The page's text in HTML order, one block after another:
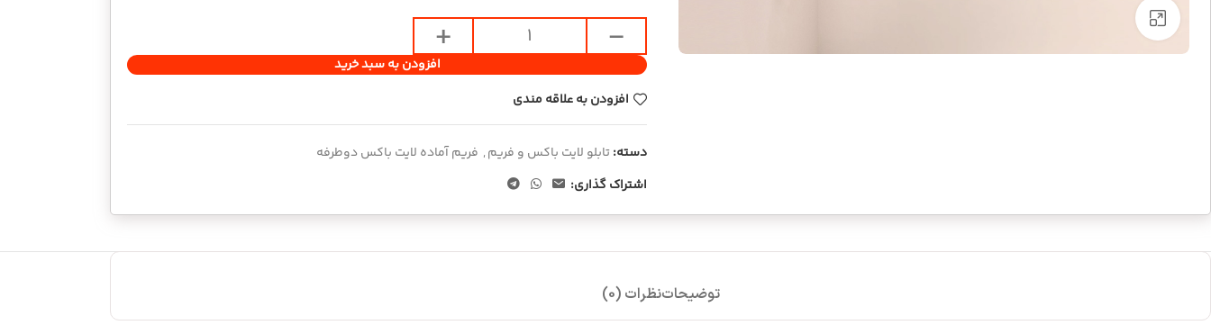
افزودن به سبد خرید
افزودن به علاقه مندی
دسته:تابلو لایت باکس و فریم, فریم آماده لایت باکس دوطرفه
اشتراک گذاری:
توضیحاتنظرات (0)